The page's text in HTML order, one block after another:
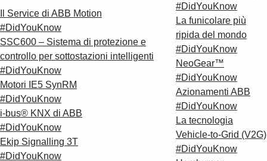
Il Service di ABB Motion
#DidYouKnow
SSC600 – Sistema di protezione e
controllo per sottostazioni intelligenti
#DidYouKnow
Motori IE5 SynRM
#DidYouKnow
i-bus® KNX di ABB
#DidYouKnow
Ekip Signalling 3T
#DidYouKnow
#DidYouKnow
La funicolare più
ripida del mondo
#DidYouKnow
NeoGear™
#DidYouKnow
Azionamenti ABB
#DidYouKnow
La tecnologia
Vehicle-to-Grid (V2G)
#DidYouKnow